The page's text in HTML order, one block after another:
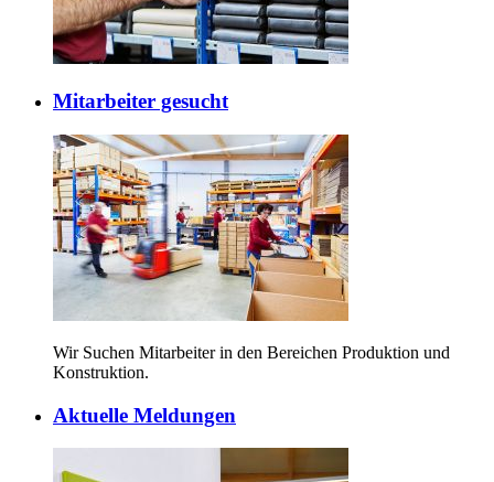
Mitarbeiter gesucht
Wir Suchen Mitarbeiter in den Bereichen Produktion und
Konstruktion.
Aktuelle Meldungen